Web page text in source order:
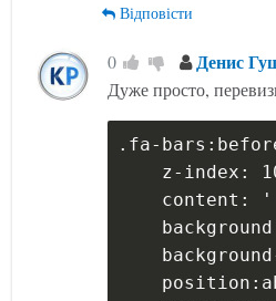
Відповісти
0 Денис
Дуже просто,
.fa-
z-index:
content: